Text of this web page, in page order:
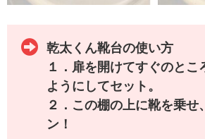
乾太くん靴台の使い方
１．扉を開けてすぐのとこ
ようにしてセット。
２．この棚の上に靴を乗せ
ン！